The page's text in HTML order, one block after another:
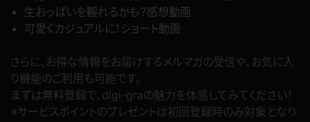
生おっぱいを観れるかも？感想動画
可愛くカジュアルに！ショート動画
さらに、お得な情報をお届けするメルマガの受信や、お気に入
り機能のご利用も可能です。
まずは無料登録で、digi-graの魅力を体感してみてください！
※サービスポイントのプレゼントは初回登録時のみ対象となり